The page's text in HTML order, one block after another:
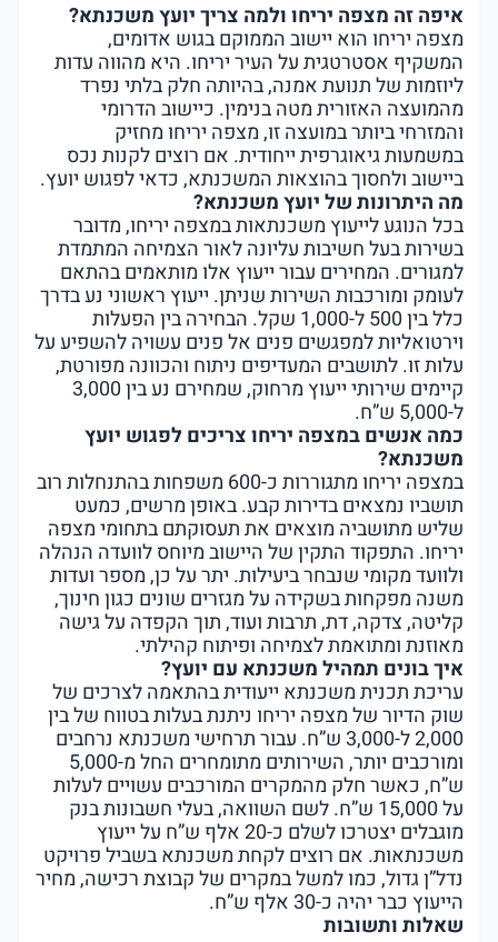
איפה זה מצפה יריחו ולמה צריך יועץ משכנתא?
מצפה יריחו הוא יישוב הממוקם בגוש אדומים,
המשקיף אסטרטגית על העיר יריחו. היא מהווה עדות
ליוזמות של תנועת אמנה, בהיותה חלק בלתי נפרד
מהמועצה האזורית מטה בנימין. כיישוב הדרומי
והמזרחי ביותר במועצה זו, מצפה יריחו מחזיק
במשמעות גיאוגרפית ייחודית. אם רוצים לקנות נכס
ביישוב ולחסוך בהוצאות המשכנתא, כדאי לפגוש יועץ.
מה היתרונות של יועץ משכנתא?
בכל הנוגע לייעוץ משכנתאות במצפה יריחו, מדובר
בשירות בעל חשיבות עליונה לאור הצמיחה המתמדת
למגורים. המחירים עבור ייעוץ אלו מותאמים בהתאם
לעומק ומורכבות השירות שניתן. ייעוץ ראשוני נע בדרך
כלל בין 500 ל-1,000 שקל. הבחירה בין הפעלות
וירטואליות למפגשים פנים אל פנים עשויה להשפיע על
עלות זו. לתושבים המעדיפים ניתוח והכוונה מפורטת,
קיימים שירותי ייעוץ מרחוק, שמחירם נע בין 3,000
ל-5,000 ש”ח.
כמה אנשים במצפה יריחו צריכים לפגוש יועץ
משכנתא?
במצפה יריחו מתגוררות כ-600 משפחות בהתנחלות רוב
תושביו נמצאים בדירות קבע. באופן מרשים, כמעט
שליש מתושביה מוצאים את תעסוקתם בתחומי מצפה
יריחו. התפקוד התקין של היישוב מיוחס לוועדה הנהלה
ולוועד מקומי שנבחר ביעילות. יתר על כן, מספר ועדות
משנה מפקחות בשקידה על מגזרים שונים כגון חינוך,
קליטה, צדקה, דת, תרבות ועוד, תוך הקפדה על גישה
מאוזנת ומתואמת לצמיחה ופיתוח קהילתי.
איך בונים תמהיל משכנתא עם יועץ?
עריכת תכנית משכנתא ייעודית בהתאמה לצרכים של
שוק הדיור של מצפה יריחו ניתנת בעלות בטווח של בין
2,000 ל-3,000 ש”ח. עבור תרחישי משכנתא נרחבים
ומורכבים יותר, השירותים מתומחרים החל מ-5,000
ש”ח, כאשר חלק מהמקרים המורכבים עשויים לעלות
על 15,000 ש”ח. לשם השוואה, בעלי חשבונות בנק
מוגבלים יצטרכו לשלם כ-20 אלף ש”ח על ייעוץ
משכנתאות. אם רוצים לקחת משכנתא בשביל פרויקט
נדל”ן גדול, כמו למשל במקרים של קבוצת רכישה, מחיר
הייעוץ כבר יהיה כ-30 אלף ש”ח.
שאלות ותשובות